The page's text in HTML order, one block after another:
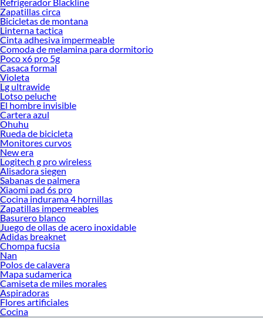
Zapatillas circa
Bicicletas de montana
Linterna tactica
Cinta adhesiva impermeable
Comoda de melamina para dormitorio
Poco x6 pro 5g
Casaca formal
Violeta
Lg ultrawide
Lotso peluche
El hombre invisible
Cartera azul
Ohuhu
Rueda de bicicleta
Monitores curvos
New era
Logitech g pro wireless
Alisadora siegen
Sabanas de palmera
Xiaomi pad 6s pro
Cocina indurama 4 hornillas
Zapatillas impermeables
Basurero blanco
Juego de ollas de acero inoxidable
Adidas breaknet
Chompa fucsia
Nan
Polos de calavera
Mapa sudamerica
Camiseta de miles morales
Aspiradoras
Flores artificiales
Cocina